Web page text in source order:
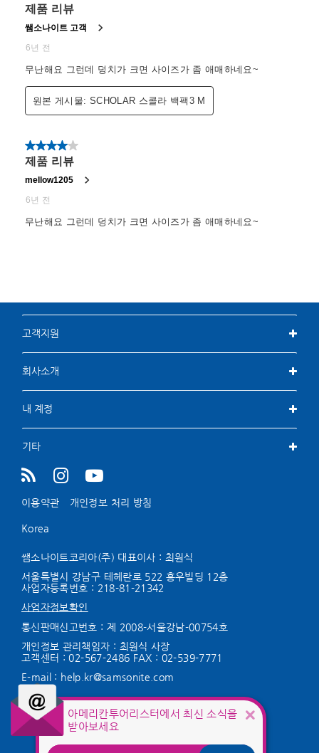
아메리칸투어리스터에서 최신 소식을
받아보세요
고객지원
회사소개
내 계정
기타
이용약관 개인정보 처리 방침
Korea
쌤소나이트코리아(주) 대표이사 : 최원식
서울특별시 강남구 테헤란로 522 홍우빌딩 12층
사업자등록번호 : 218-81-21342
사업자정보확인
통신판매신고번호 : 제 2008-서울강남-00754호
개인정보 관리책임자 : 최원식 사장
고객센터 :02-567-2486 FAX : 02-539-7771
E-mail : help.kr@samsonite.com
KG 이니시스를 통해 구매안전서비스를
제공합니다.
서비스 가입사실 확인